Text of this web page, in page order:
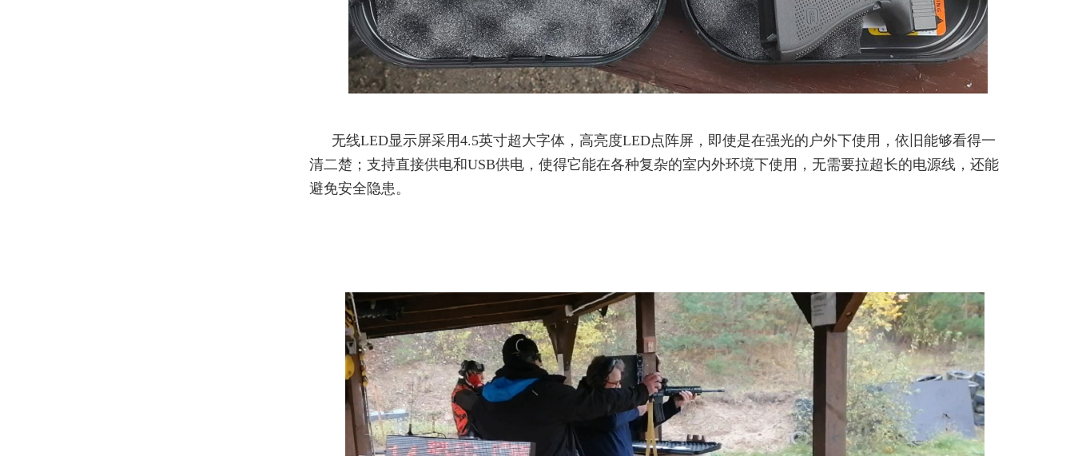
无线LED显示屏采用4.5英寸超大字体，高亮度LED点阵屏，即使是在强光的户外下使用，依旧能够看得一
清二楚；支持直接供电和USB供电，使得它能在各种复杂的室内外环境下使用，无需要拉超长的电源线，还能
避免安全隐患。